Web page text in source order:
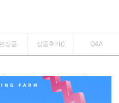
상품 상품후기() Q&A